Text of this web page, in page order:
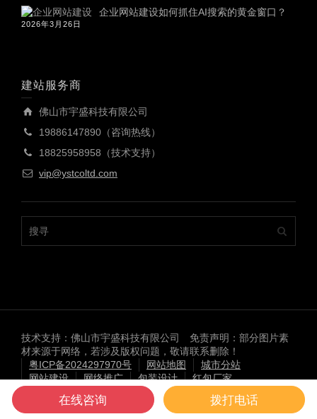
企业网站建设如何抓住AI搜索的黄金窗口？
2026年3月26日
建站服务商
佛山市宇盛科技有限公司
19886147890（咨询热线）
18825958958（技术支持）
vip@ystcoltd.com
技术支持：佛山市宇盛科技有限公司 免责声明：部分图片素
材来源于网络，若涉及版权问题，敬请联系删除！
粤ICP备2024297970号
网站地图
城市分站
网站建设
网络推广 包装设计
红包厂家
在线咨询 拨打电话